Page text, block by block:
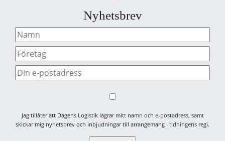
Nyhetsbrev
Jag tillåter att Dagens Logistik lagrar mitt namn och e-postadress, samt
skickar mig nyhetsbrev och inbjudningar till arrangemang i tidningens regi.